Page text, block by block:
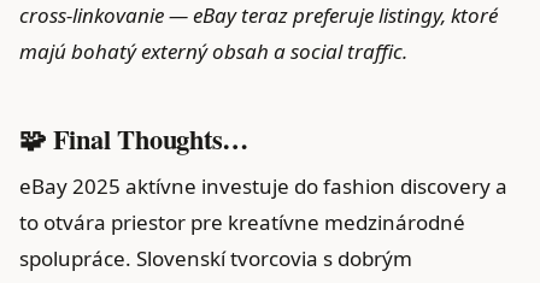
cross‑linkovanie — eBay teraz preferuje listingy, ktoré
majú bohatý externý obsah a social traffic.
🧩 Final Thoughts…
eBay 2025 aktívne investuje do fashion discovery a
to otvára priestor pre kreatívne medzinárodné
spolupráce. Slovenskí tvorcovia s dobrým